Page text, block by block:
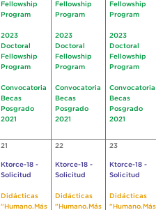
Fellowship
Program
2023
Doctoral
Fellowship
Program
Convocatoria
Becas
Posgrado
2021
Fellowship
Program
2023
Doctoral
Fellowship
Program
Convocatoria
Becas
Posgrado
2021
Fellowship
Program
2023
Doctoral
Fellowship
Program
Convocatoria
Becas
Posgrado
2021
21
Ktorce-18 -
Solicitud
Didácticas
"Humano.Más
22
Ktorce-18 -
Solicitud
Didácticas
"Humano.Más
23
Ktorce-18 -
Solicitud
Didácticas
"Humano.Más